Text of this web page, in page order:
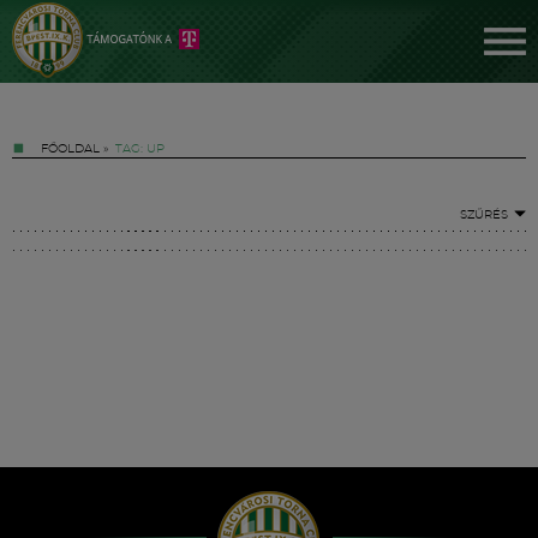
FŐOLDAL » TAG: UP
SZŰRÉS
Hírek